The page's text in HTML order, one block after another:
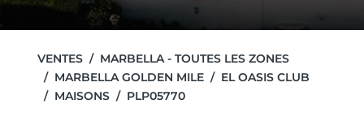
VENTES
MARBELLA - TOUTES LES ZONES
MARBELLA GOLDEN MILE
EL OASIS CLUB
MAISONS
PLP05770